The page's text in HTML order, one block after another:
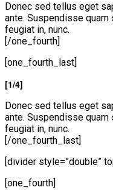
Donec sed tellus eget
ante. Suspendisse quam
feugiat in, nunc.
[/one_fourth]
[one_fourth_last]
[1/4]
Donec sed tellus eget
ante. Suspendisse quam
feugiat in, nunc.
[/one_fourth_last]
[divider style=”double”
[one_fourth]